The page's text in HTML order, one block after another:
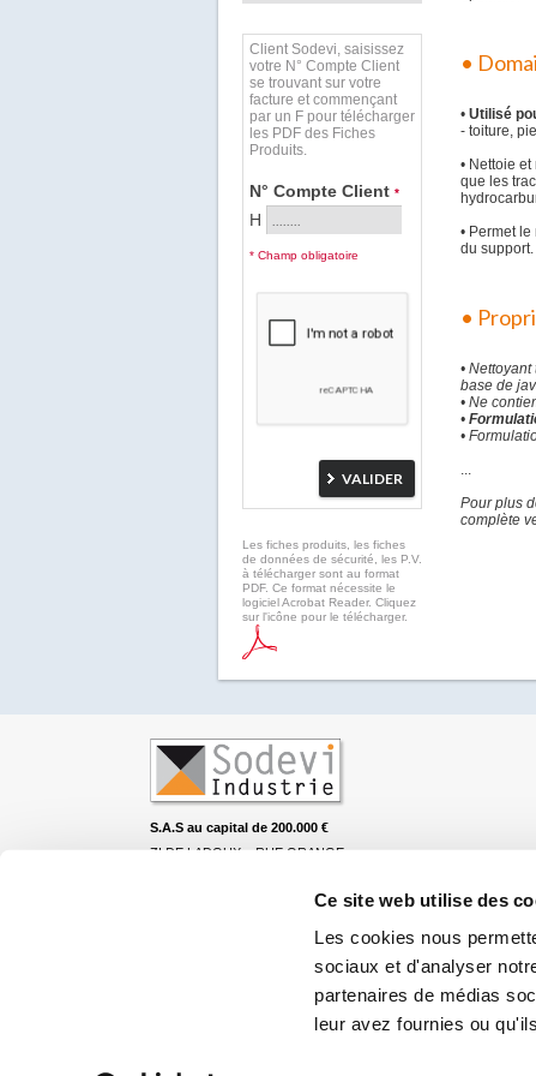
Ce site web utilise des
Les cookies nous
sociaux et d'analyser
partenaires de médias
leur avez fournies ou
Client Sodevi, saisissez
votre N° Compte Client
se trouvant sur votre
facture et commençant
par un F pour télécharger
les PDF des Fiches
Produits.
N° Compte Client *
H
* Champ obligatoire
Les fiches produits, les fiches
de données de sécurité, les P.V.
à télécharger sont au format
PDF. Ce format nécessite le
logiciel Acrobat Reader. Cliquez
sur l'icône pour le télécharger.
•
• Utilisé
- toiture,
• Nettoie
que les
• Permet
du support.
•
•
base de
• Ne
•
•
...
Pour plus
complète
S.A.S au capital de 200.000 €
ZI DE LADOUX – RUE ORANGE